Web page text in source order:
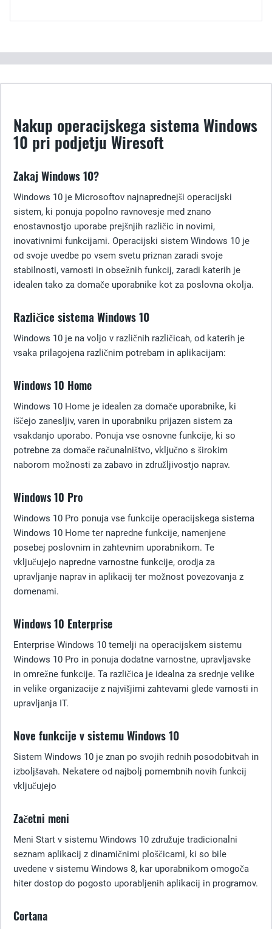
Nakup operacijskega sistema Windows
10 pri podjetju Wiresoft
Zakaj Windows 10?
Windows 10 je Microsoftov najnaprednejši operacijski
sistem, ki ponuja popolno ravnovesje med znano
enostavnostjo uporabe prejšnjih različic in novimi,
inovativnimi funkcijami. Operacijski sistem Windows 10 je
od svoje uvedbe po vsem svetu priznan zaradi svoje
stabilnosti, varnosti in obsežnih funkcij, zaradi katerih je
idealen tako za domače uporabnike kot za poslovna okolja.
Različice sistema Windows 10
Windows 10 je na voljo v različnih različicah, od katerih je
vsaka prilagojena različnim potrebam in aplikacijam:
Windows 10 Home
Windows 10 Home je idealen za domače uporabnike, ki
iščejo zanesljiv, varen in uporabniku prijazen sistem za
vsakdanjo uporabo. Ponuja vse osnovne funkcije, ki so
potrebne za domače računalništvo, vključno s širokim
naborom možnosti za zabavo in združljivostjo naprav.
Windows 10 Pro
Windows 10 Pro ponuja vse funkcije operacijskega sistema
Windows 10 Home ter napredne funkcije, namenjene
posebej poslovnim in zahtevnim uporabnikom. Te
vključujejo napredne varnostne funkcije, orodja za
upravljanje naprav in aplikacij ter možnost povezovanja z
domenami.
Windows 10 Enterprise
Enterprise Windows 10 temelji na operacijskem sistemu
Windows 10 Pro in ponuja dodatne varnostne, upravljavske
in omrežne funkcije. Ta različica je idealna za srednje velike
in velike organizacije z najvišjimi zahtevami glede varnosti in
upravljanja IT.
Nove funkcije v sistemu Windows 10
Sistem Windows 10 je znan po svojih rednih posodobitvah in
izboljšavah. Nekatere od najbolj pomembnih novih funkcij
vključujejo
Začetni meni
Meni Start v sistemu Windows 10 združuje tradicionalni
seznam aplikacij z dinamičnimi ploščicami, ki so bile
uvedene v sistemu Windows 8, kar uporabnikom omogoča
hiter dostop do pogosto uporabljenih aplikacij in programov.
Cortana